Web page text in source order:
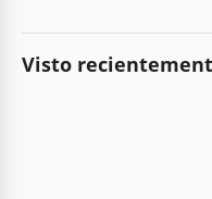
Visto